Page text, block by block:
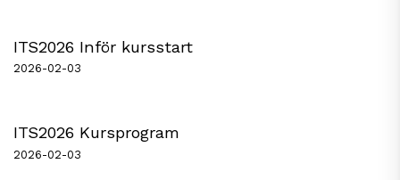
ITS2026 Inför kursstart
2026-02-03
ITS2026 Kursprogram
2026-02-03